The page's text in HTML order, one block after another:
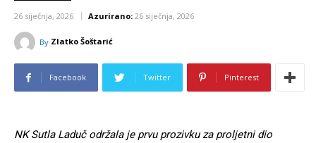
26 siječnja, 2026 Azurirano: 26 siječnja, 2026
By Zlatko Šoštarić
Facebook Twitter Pinterest
NK Sutla Laduč održala je prvu prozivku za proljetni dio